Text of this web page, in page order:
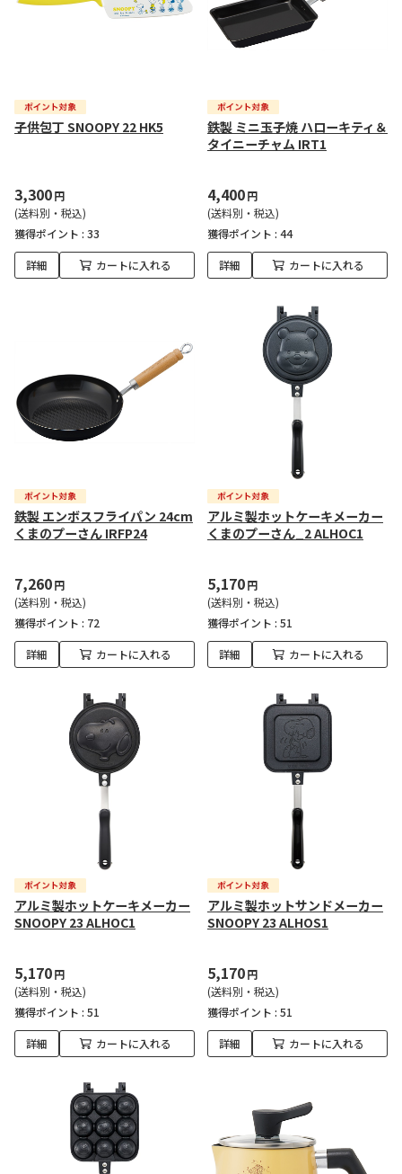
子供包丁 SNOOPY 22 HK5
3,300円
(送料別・税込)
獲得ポイント : 33
詳細 カートに入れる
鉄製 ミニ玉子焼 ハローキティ＆
タイニーチャム IRT1
4,400円
(送料別・税込)
獲得ポイント : 44
詳細 カートに入れる
鉄製 エンボスフライパン 24cm
くまのプーさん IRFP24
7,260円
(送料別・税込)
獲得ポイント : 72
詳細 カートに入れる
アルミ製ホットケーキメーカー
くまのプーさん_2 ALHOC1
5,170円
(送料別・税込)
獲得ポイント : 51
詳細 カートに入れる
アルミ製ホットケーキメーカー
SNOOPY 23 ALHOC1
5,170円
(送料別・税込)
獲得ポイント : 51
詳細 カートに入れる
アルミ製ホットサンドメーカー
SNOOPY 23 ALHOS1
5,170円
(送料別・税込)
獲得ポイント : 51
詳細 カートに入れる